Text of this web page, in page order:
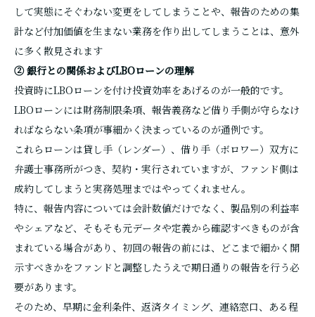
して実態にそぐわない変更をしてしまうことや、報告のための集
計など付加価値を生まない業務を作り出してしまうことは、意外
に多く散見されます
② 銀行との関係およびLBOローンの理解
投資時にLBOローンを付け投資効率をあげるのが一般的です。
LBOローンには財務制限条項、報告義務など借り手側が守らなけ
ればならない条項が事細かく決まっているのが通例です。
これらローンは貸し手（レンダー）、借り手（ボロワー）双方に
弁護士事務所がつき、契約・実行されていますが、ファンド側は
成約してしまうと実務処理まではやってくれません。
特に、報告内容については会計数値だけでなく、製品別の利益率
やシェアなど、そもそも元データや定義から確認すべきものが含
まれている場合があり、初回の報告の前には、どこまで細かく開
示すべきかをファンドと調整したうえで期日通りの報告を行う必
要があります。
そのため、早期に金利条件、返済タイミング、連絡窓口、ある程